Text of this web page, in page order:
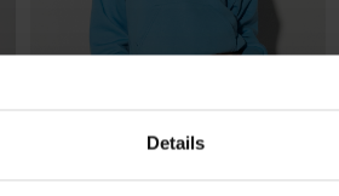
Details